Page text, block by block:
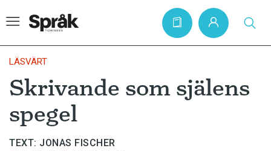
Hem
Artiklar
Krönikor
LÄSVÄRT
Skrivande som själens
spegel
TEXT: JONAS FISCHER